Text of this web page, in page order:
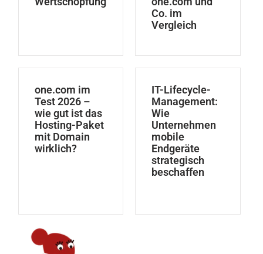
Co. im
Vergleich
one.com im
Test 2026 –
wie gut ist das
Hosting-Paket
mit Domain
wirklich?
IT-Lifecycle-
Management:
Wie
Unternehmen
mobile
Endgeräte
strategisch
beschaffen